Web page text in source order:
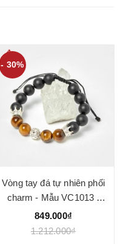
- 30%
Vòng tay đá tự nhiên phối
charm - Mẫu VC1013 -
Ngọc Quý
849.000₫
1.212.000₫